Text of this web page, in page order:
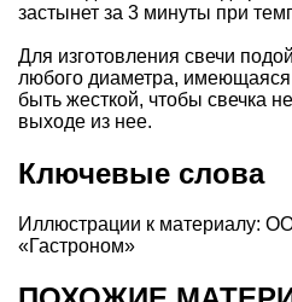
застынет за 3 минуты при
Для изготовления свечи
любого диаметра,
быть жесткой, чтобы свечка
выходе из нее.
Ключевые слова
Иллюстрации к материалу:
«Гастроном»